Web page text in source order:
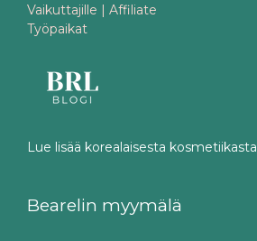
Vaikuttajille | Affiliate
Työpaikat
Lue lisää korealaisesta kosmetiikasta
Bearelin myymälä